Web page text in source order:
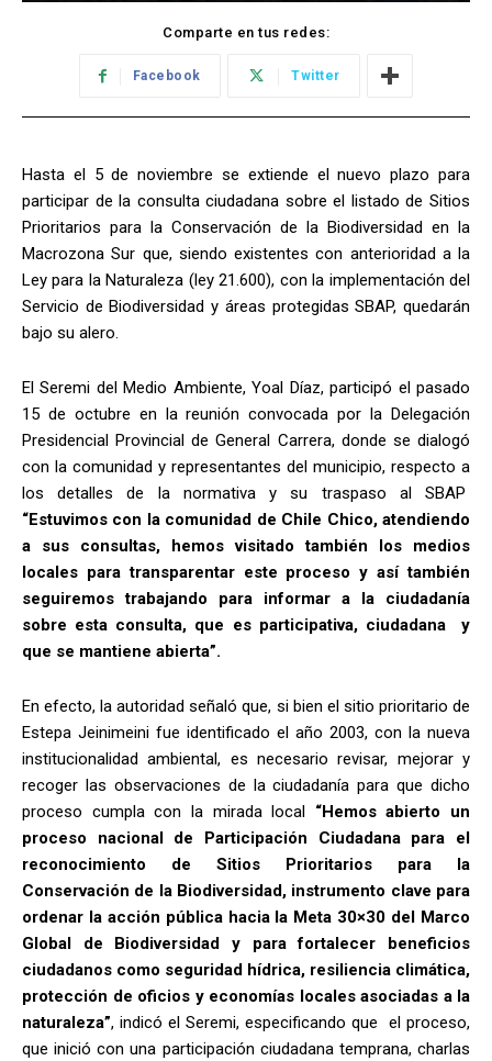
Comparte en tus redes:
Facebook Twitter
Hasta el 5 de noviembre se extiende el nuevo plazo para
participar de la consulta ciudadana sobre el listado de Sitios
Prioritarios para la Conservación de la Biodiversidad en la
Macrozona Sur que, siendo existentes con anterioridad a la
Ley para la Naturaleza (ley 21.600), con la implementación del
Servicio de Biodiversidad y áreas protegidas SBAP, quedarán
bajo su alero.
El Seremi del Medio Ambiente, Yoal Díaz, participó el pasado
15 de octubre en la reunión convocada por la Delegación
Presidencial Provincial de General Carrera, donde se dialogó
con la comunidad y representantes del municipio, respecto a
los detalles de la normativa y su traspaso al SBAP
“Estuvimos con la comunidad de Chile Chico, atendiendo
a sus consultas, hemos visitado también los medios
locales para transparentar este proceso y así también
seguiremos trabajando para informar a la ciudadanía
sobre esta consulta, que es participativa, ciudadana y
que se mantiene abierta”.
En efecto, la autoridad señaló que, si bien el sitio prioritario de
Estepa Jeinimeini fue identificado el año 2003, con la nueva
institucionalidad ambiental, es necesario revisar, mejorar y
recoger las observaciones de la ciudadanía para que dicho
proceso cumpla con la mirada local “Hemos abierto un
proceso nacional de Participación Ciudadana para el
reconocimiento de Sitios Prioritarios para la
Conservación de la Biodiversidad, instrumento clave para
ordenar la acción pública hacia la Meta 30×30 del Marco
Global de Biodiversidad y para fortalecer beneficios
ciudadanos como seguridad hídrica, resiliencia climática,
protección de oficios y economías locales asociadas a la
naturaleza”, indicó el Seremi, especificando que el proceso,
que inició con una participación ciudadana temprana, charlas